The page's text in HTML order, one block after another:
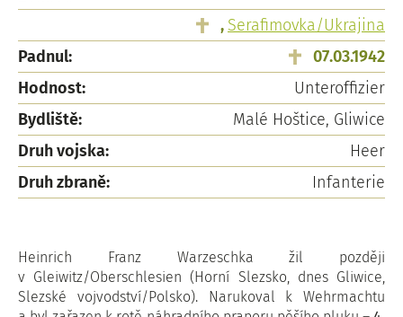
, Serafimovka/Ukrajina
Padnul:
07.03.1942
Hodnost:
Unteroffizier
Bydliště:
Malé Hoštice, Gliwice
Druh vojska:
Heer
Druh zbraně:
Infanterie
Heinrich Franz Warzeschka žil později
v Gleiwitz/Oberschlesien (Horní Slezsko, dnes Gliwice,
Slezské vojvodství/Polsko). Narukoval k Wehrmachtu